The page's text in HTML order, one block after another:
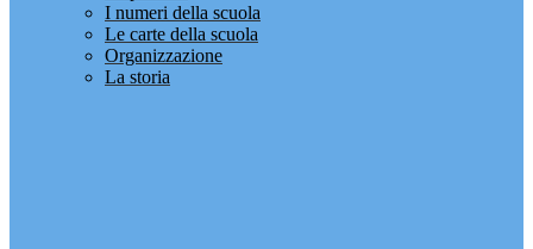
I numeri della scuola
Le carte della scuola
Organizzazione
La storia